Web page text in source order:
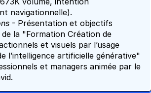
navigationnelle).
- Présentation et objectifs
de la "Formation Création de
et visuels par l’usage
l’intelligence artificielle générative"
et managers animée par le